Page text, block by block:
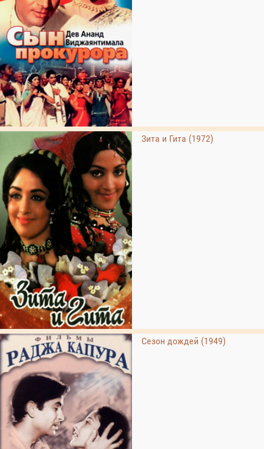
Зита и Гита (1972)
Сезон дождей (1949)